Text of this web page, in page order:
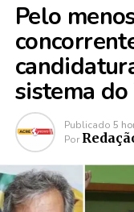
Pelo
sistema do
Publicado 5
Por